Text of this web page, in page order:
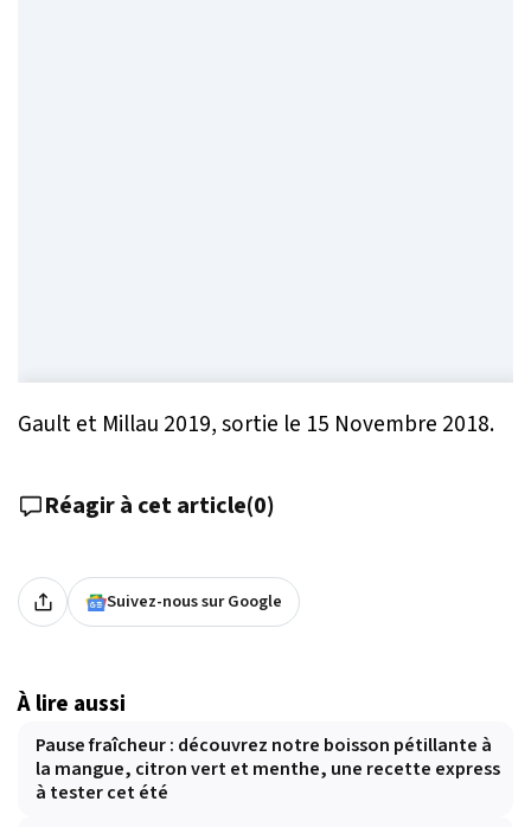
Gault et Millau 2019, sortie le 15 Novembre 2018.
Réagir à cet article(0)
Suivez-nous sur Google
À lire aussi
Pause fraîcheur : découvrez notre boisson pétillante à
la mangue, citron vert et menthe, une recette express
à tester cet été